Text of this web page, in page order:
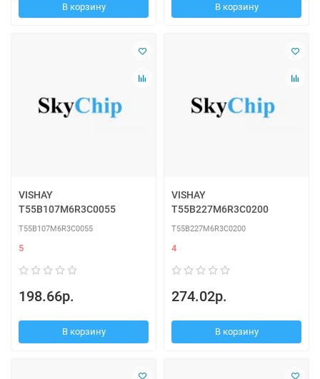
В корзину В корзину
VISHAY
T55B107M6R3C0055
T55B107M6R3C0055
5
198.66р.
В корзину
VISHAY
T55B227M6R3C0200
T55B227M6R3C0200
4
274.02р.
В корзину